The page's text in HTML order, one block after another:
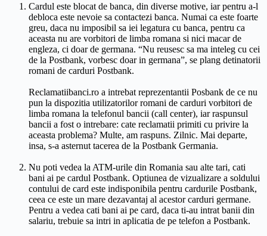
Cardul este blocat de banca, din diverse motive, iar pentru a-l
debloca este nevoie sa contactezi banca. Numai ca este foarte
greu, daca nu imposibil sa iei legatura cu banca, pentru ca
aceasta nu are vorbitori de limba romana si nici macar de
engleza, ci doar de germana. “Nu reusesc sa ma inteleg cu cei
de la Postbank, vorbesc doar in germana”, se plang detinatorii
romani de carduri Postbank.
Reclamatiibanci.ro a intrebat reprezentantii Posbank de ce nu
pun la dispozitia utilizatorilor romani de carduri vorbitori de
limba romana la telefonul bancii (call center), iar raspunsul
bancii a fost o intrebare: cate reclamatii primiti cu privire la
aceasta problema? Multe, am raspuns. Zilnic. Mai departe,
insa, s-a asternut tacerea de la Postbank Germania.
Nu poti vedea la ATM-urile din Romania sau alte tari, cati
bani ai pe cardul Postbank. Optiunea de vizualizare a soldului
contului de card este indisponibila pentru cardurile Postbank,
ceea ce este un mare dezavantaj al acestor carduri germane.
Pentru a vedea cati bani ai pe card, daca ti-au intrat banii din
salariu, trebuie sa intri in aplicatia de pe telefon a Postbank.